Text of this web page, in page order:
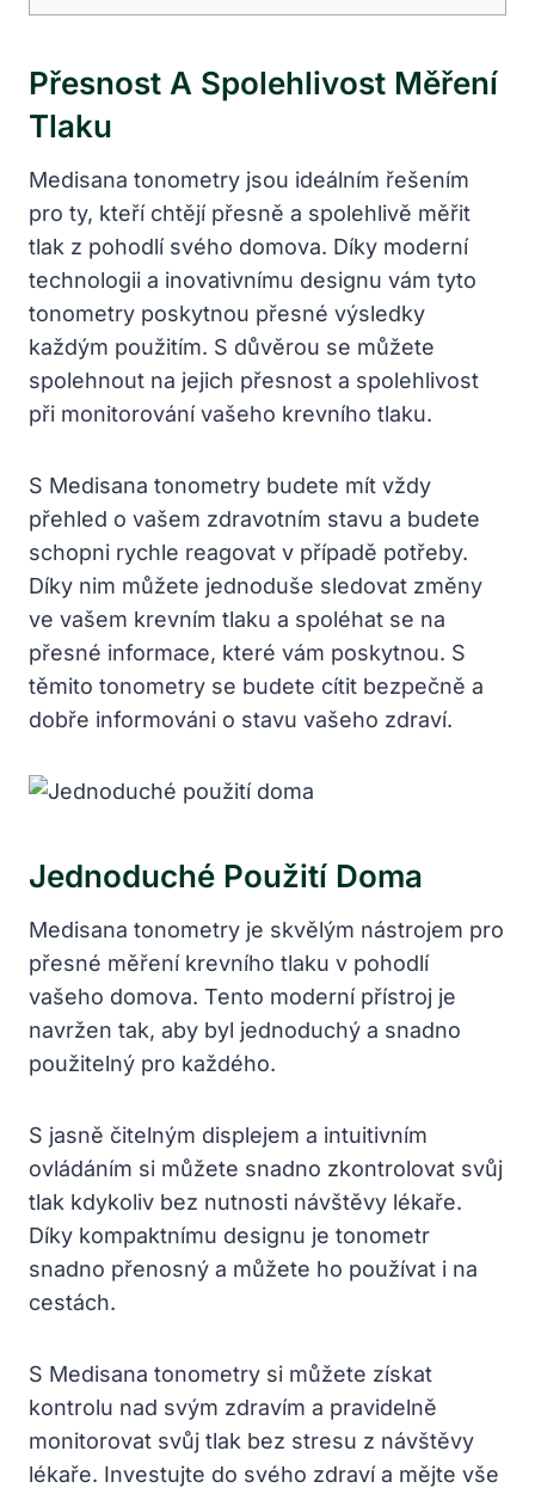
Přesnost A Spolehlivost Měření
Tlaku
Medisana tonometry jsou ideálním řešením
pro ty, kteří chtějí přesně a spolehlivě měřit
tlak z pohodlí svého domova. Díky moderní
technologii a inovativnímu designu vám tyto
tonometry poskytnou přesné výsledky
každým použitím. S důvěrou se můžete
spolehnout na jejich přesnost a spolehlivost
při monitorování vašeho krevního tlaku.
S Medisana tonometry budete mít vždy
přehled o vašem zdravotním stavu a budete
schopni rychle reagovat v případě potřeby.
Díky nim můžete jednoduše sledovat změny
ve vašem krevním tlaku a spoléhat se na
přesné informace, které vám poskytnou. S
těmito tonometry se budete cítit bezpečně a
dobře informováni o stavu vašeho zdraví.
Jednoduché Použití Doma
Medisana tonometry je skvělým nástrojem pro
přesné měření krevního tlaku v pohodlí
vašeho domova. Tento moderní přístroj je
navržen tak, aby byl jednoduchý a snadno
použitelný pro každého.
S jasně čitelným displejem a intuitivním
ovládáním si můžete snadno zkontrolovat svůj
tlak kdykoliv bez nutnosti návštěvy lékaře.
Díky kompaktnímu designu je tonometr
snadno přenosný a můžete ho používat i na
cestách.
S Medisana tonometry si můžete získat
kontrolu nad svým zdravím a pravidelně
monitorovat svůj tlak bez stresu z návštěvy
lékaře. Investujte do svého zdraví a mějte vše